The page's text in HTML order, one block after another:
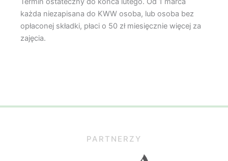
każda niezapisana do KWW osoba, lub osoba bez
opłaconej składki, płaci o 50 zł miesięcznie więcej za
zajęcia.
PARTNERZY